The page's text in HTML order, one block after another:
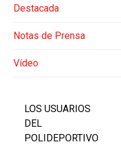
Destacada
Notas de Prensa
Vídeo
LOS USUARIOS
DEL
POLIDEPORTIVO